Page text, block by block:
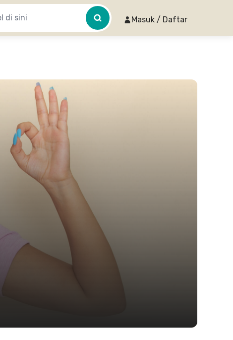
Masuk / Daftar